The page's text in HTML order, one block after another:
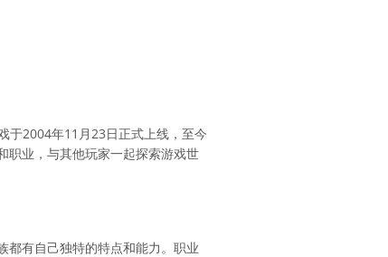
于2004年11月23日正式上线，至今
职业，与其他玩家一起探索游戏世
都有自己独特的特点和能力。职业